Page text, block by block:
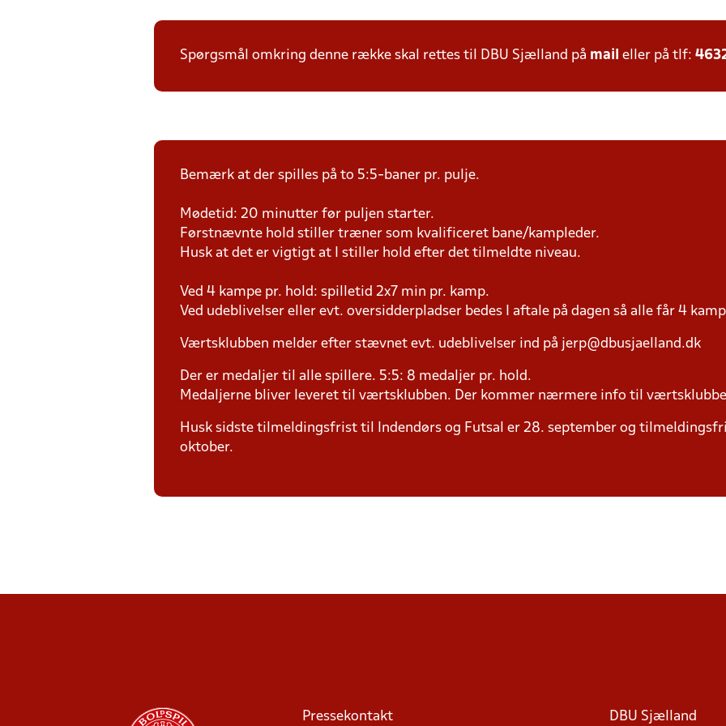
Spørgsmål omkring denne række skal rettes til DBU Sjælland på mail eller på tlf:
Bemærk at der spilles på to 5:5-baner pr. pulje.
Mødetid: 20 minutter før puljen starter.
Førstnævnte hold stiller træner som kvalificeret bane/kampleder.
Husk at det er vigtigt at I stiller hold efter det tilmeldte niveau.
Ved 4 kampe pr. hold: spilletid 2x7 min pr. kamp.
Ved udeblivelser eller evt. oversidderpladser bedes I aftale på dagen så alle får 4
Værtsklubben melder efter stævnet evt. udeblivelser ind på jerp@dbusjaelland.dk
Der er medaljer til alle spillere. 5:5: 8 medaljer pr. hold.
Medaljerne bliver leveret til værtsklubben. Der kommer nærmere info til
Husk sidste tilmeldingsfrist til Indendørs og Futsal er 28. september og
oktober.
Pressekontakt DBU Sjælland